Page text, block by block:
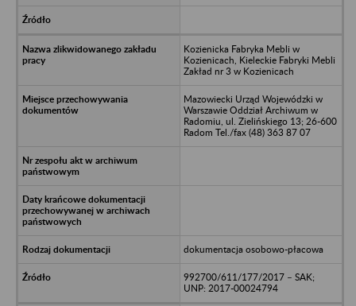
Kozienicka Fabryka Mebli w
Kozienicach, Kieleckie Fabryki Mebli
Zakład nr 3 w Kozienicach
Mazowiecki Urząd Wojewódzki w
Warszawie Oddział Archiwum w
Radomiu, ul. Zielińskiego 13; 26-600
Radom Tel./fax (48) 363 87 07
dokumentacja osobowo-płacowa
992700/611/177/2017 – SAK;
UNP: 2017-00024794